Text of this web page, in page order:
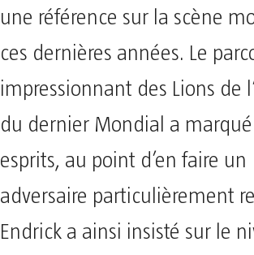
une référence sur la scène
ces dernières années. Le
impressionnant des Lions de
du dernier Mondial a
esprits, au point d’en faire un
adversaire particulièrement
Endrick a ainsi insisté sur le